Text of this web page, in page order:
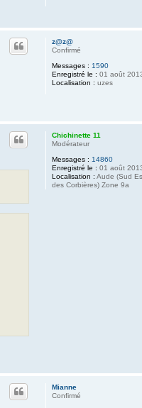
z@z@
Confirmé
Messages : 1590
Enregistré le : 01 août
Localisation : uzes
Chichinette 11
Modérateur
Messages : 14860
Enregistré le : 01 août
Localisation : Aude (Sud
des Corbières) Zone 9a
Mianne
Confirmé